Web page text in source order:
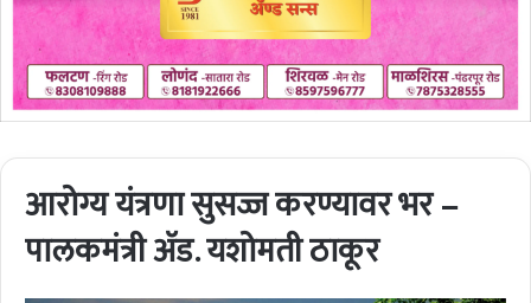
आरोग्य यंत्रणा सुसज्ज करण्यावर भर –
पालकमंत्री ॲड. यशोमती ठाकूर